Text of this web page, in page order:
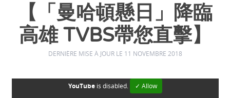
【「曼哈頓懸日」降臨
高雄 TVBS帶您直擊】
DERNIÈRE MISE À JOUR LE 11 NOVEMBRE 2018
YouTubeis disabled. ✓ Allow